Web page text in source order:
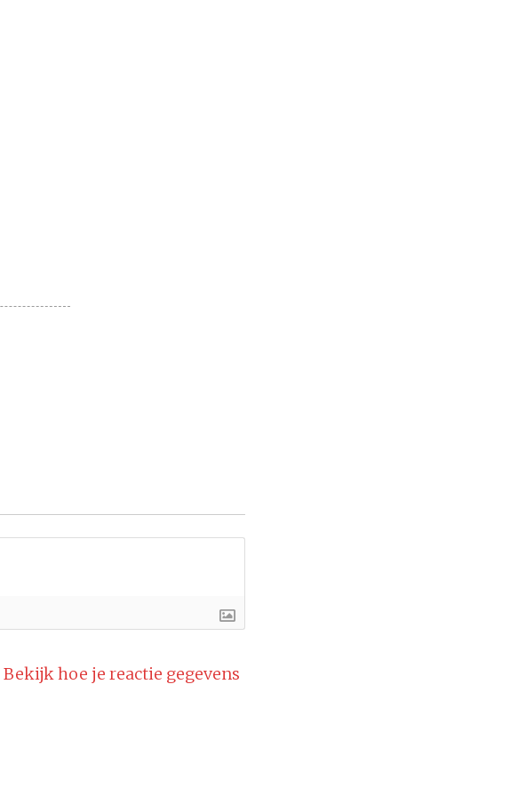
Bekijk hoe je reactie gegevens